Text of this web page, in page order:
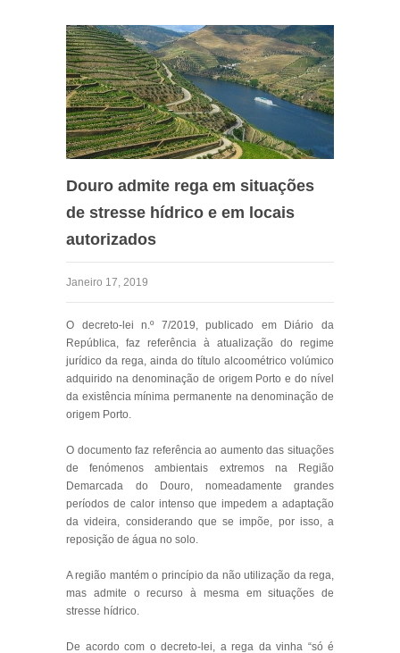
Douro admite rega em situações
de stresse hídrico e em locais
autorizados
Janeiro 17, 2019
O decreto-lei n.º 7/2019, publicado em Diário da
República, faz referência à atualização do regime
jurídico da rega, ainda do título alcoométrico volúmico
adquirido na denominação de origem Porto e do nível
da existência mínima permanente na denominação de
origem Porto.
O documento faz referência ao aumento das situações
de fenómenos ambientais extremos na Região
Demarcada do Douro, nomeadamente grandes
períodos de calor intenso que impedem a adaptação
da videira, considerando que se impõe, por isso, a
reposição de água no solo.
A região mantém o princípio da não utilização da rega,
mas admite o recurso à mesma em situações de
stresse hídrico.
De acordo com o decreto-lei, a rega da vinha “só é